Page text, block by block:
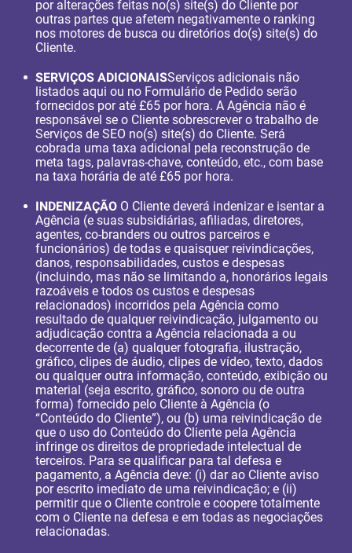
por alterações feitas no(s) site(s) do Cliente por
outras partes que afetem negativamente o ranking
nos motores de busca ou diretórios do(s) site(s) do
Cliente.
SERVIÇOS ADICIONAISServiços adicionais não
listados aqui ou no Formulário de Pedido serão
fornecidos por até £65 por hora. A Agência não é
responsável se o Cliente sobrescrever o trabalho de
Serviços de SEO no(s) site(s) do Cliente. Será
cobrada uma taxa adicional pela reconstrução de
meta tags, palavras-chave, conteúdo, etc., com base
na taxa horária de até £65 por hora.
INDENIZAÇÃO O Cliente deverá indenizar e isentar a
Agência (e suas subsidiárias, afiliadas, diretores,
agentes, co-branders ou outros parceiros e
funcionários) de todas e quaisquer reivindicações,
danos, responsabilidades, custos e despesas
(incluindo, mas não se limitando a, honorários legais
razoáveis e todos os custos e despesas
relacionados) incorridos pela Agência como
resultado de qualquer reivindicação, julgamento ou
adjudicação contra a Agência relacionada a ou
decorrente de (a) qualquer fotografia, ilustração,
gráfico, clipes de áudio, clipes de vídeo, texto, dados
ou qualquer outra informação, conteúdo, exibição ou
material (seja escrito, gráfico, sonoro ou de outra
forma) fornecido pelo Cliente à Agência (o
“Conteúdo do Cliente”), ou (b) uma reivindicação de
que o uso do Conteúdo do Cliente pela Agência
infringe os direitos de propriedade intelectual de
terceiros. Para se qualificar para tal defesa e
pagamento, a Agência deve: (i) dar ao Cliente aviso
por escrito imediato de uma reivindicação; e (ii)
permitir que o Cliente controle e coopere totalmente
com o Cliente na defesa e em todas as negociações
relacionadas.